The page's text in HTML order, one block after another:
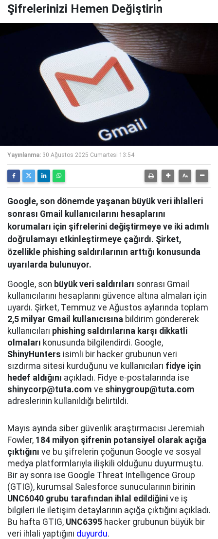
Şifrelerinizi Hemen Değiştirin
Yayınlanma: 30 Ağustos 2025 Cumartesi 13:54
Google, son dönemde yaşanan büyük veri ihlalleri
sonrası Gmail kullanıcılarını hesaplarını
korumaları için şifrelerini değiştirmeye ve iki adımlı
doğrulamayı etkinleştirmeye çağırdı. Şirket,
özellikle phishing saldırılarının arttığı konusunda
uyarılarda bulunuyor.
Google, son büyük veri saldırıları sonrası Gmail
kullanıcılarını hesaplarını güvence altına almaları için
uyardı. Şirket, Temmuz ve Ağustos aylarında toplam
2,5 milyar Gmail kullanıcısına bildirim göndererek
kullanıcıları phishing saldırılarına karşı dikkatli
olmaları konusunda bilgilendirdi. Google,
ShinyHunters isimli bir hacker grubunun veri
sızdırma sitesi kurduğunu ve kullanıcıları fidye için
hedef aldığını açıkladı. Fidye e-postalarında ise
shinycorp@tuta.com ve shinygroup@tuta.com
adreslerinin kullanıldığı belirtildi.
Mayıs ayında siber güvenlik araştırmacısı Jeremiah
Fowler, 184 milyon şifrenin potansiyel olarak açığa
çıktığını ve bu şifrelerin çoğunun Google ve sosyal
medya platformlarıyla ilişkili olduğunu duyurmuştu.
Bir ay sonra ise Google Threat Intelligence Group
(GTIG), kurumsal Salesforce sunucularının birinin
UNC6040 grubu tarafından ihlal edildiğini ve iş
bilgileri ile iletişim detaylarının açığa çıktığını açıkladı.
Bu hafta GTIG, UNC6395 hacker grubunun büyük bir
veri ihlali yaptığını duyurdu.